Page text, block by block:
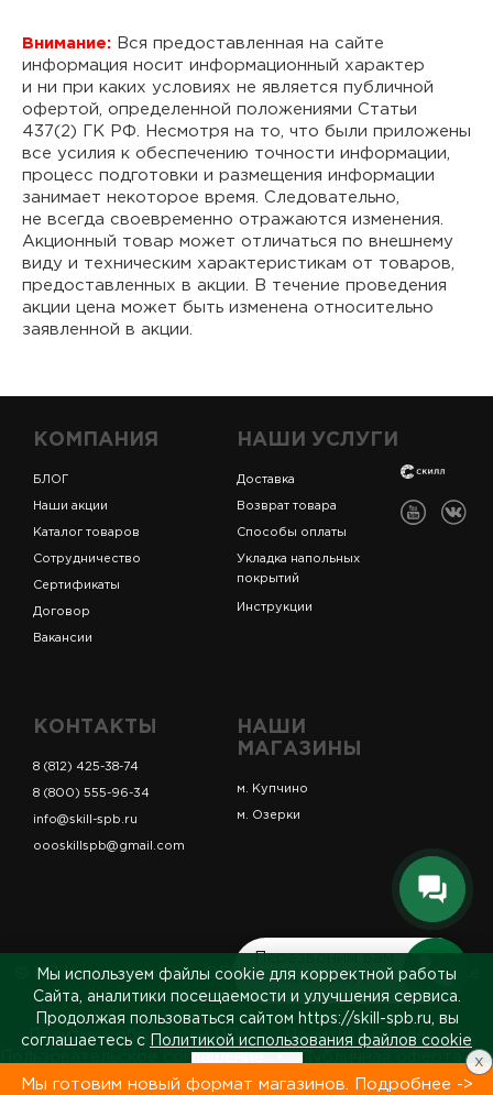
Перезвоним вам
за 5 минут
Внимание: Вся предоставленная на сайте
информация носит информационный характер
и ни при каких условиях не является публичной
офертой, определенной положениями Статьи
437(2) ГК РФ. Несмотря на то, что были приложены
все усилия к обеспечению точности информации,
процесс подготовки и размещения информации
занимает некоторое время. Следовательно,
не всегда своевременно отражаются изменения.
Акционный товар может отличаться по внешнему
виду и техническим характеристикам от товаров,
предоставленных в акции. В течение проведения
акции цена может быть изменена относительно
заявленной в акции.
КОМПАНИЯ
БЛОГ
Наши акции
Каталог товаров
Сотрудничество
Сертификаты
Договор
Вакансии
НАШИ УСЛУГИ
Доставка
Возврат товара
Способы оплаты
Укладка напольных
покрытий
Инструкции
КОНТАКТЫ
8 (812) 425-38-74
8 (800) 555-96-34
info@skill-spb.ru
oooskillspb@gmail.com
НАШИ
МАГАЗИНЫ
м. Купчино
м. Озерки
© ИП Коновалов Д.А., ОГРНИП 325784700361023. Все
права защищены.
Политика обработки ПДн
Политика cookies
Пользовательское соглашение
Публичная оферта
Сведения о продавце
Мы используем файлы cookie для корректной работы
Сайта, аналитики посещаемости и улучшения сервиса.
Продолжая пользоваться сайтом https://skill-spb.ru, вы
соглашаетесь с
Политикой использования файлов cookie
Мы готовим новый формат магазинов. Подробнее ->
x